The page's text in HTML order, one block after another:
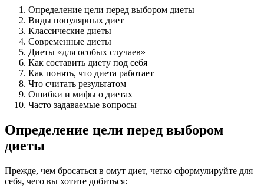
Определение цели перед выбором диеты
Виды популярных диет
Классические диеты
Современные диеты
Диеты «для особых случаев»
Как составить диету под себя
Как понять, что диета работает
Что считать результатом
Ошибки и мифы о диетах
Часто задаваемые вопросы
Определение цели перед выбором
диеты
Прежде, чем бросаться в омут диет, четко сформулируйте для
себя, чего вы хотите добиться: